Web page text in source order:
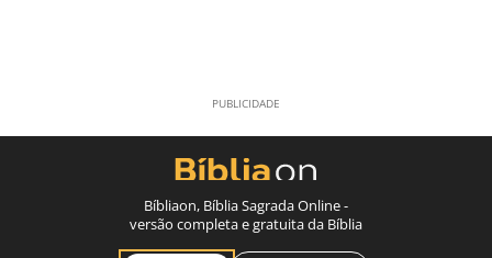
Bíbliaon, Bíblia Sagrada Online -
versão completa e gratuita da Bíblia